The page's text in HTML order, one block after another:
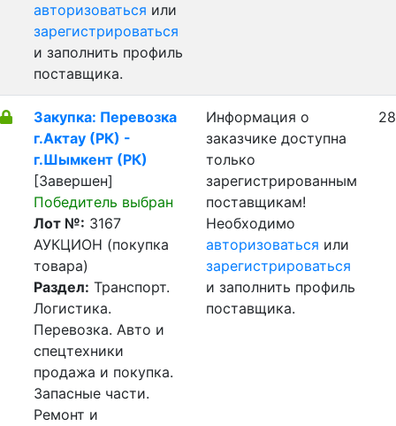
авторизоваться или
зарегистрироваться
и заполнить профиль
поставщика.
Закупка: Перевозка
г.Актау (РК) -
г.Шымкент (РК)
[Завершен]
Победитель выбран
Лот №: 3167
АУКЦИОН (покупка
товара)
Раздел: Транспорт.
Логистика.
Перевозка. Авто и
спецтехники
продажа и покупка.
Запасные части.
Ремонт и
Информация о
заказчике доступна
только
зарегистрированным
поставщикам!
Необходимо
авторизоваться или
зарегистрироваться
и заполнить профиль
поставщика.